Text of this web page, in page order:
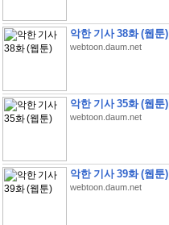
악한 기사 38화 (웹툰)
webtoon.daum.net
악한 기사 35화 (웹툰)
webtoon.daum.net
악한 기사 39화 (웹툰)
webtoon.daum.net